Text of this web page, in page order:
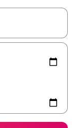
podrás navegar